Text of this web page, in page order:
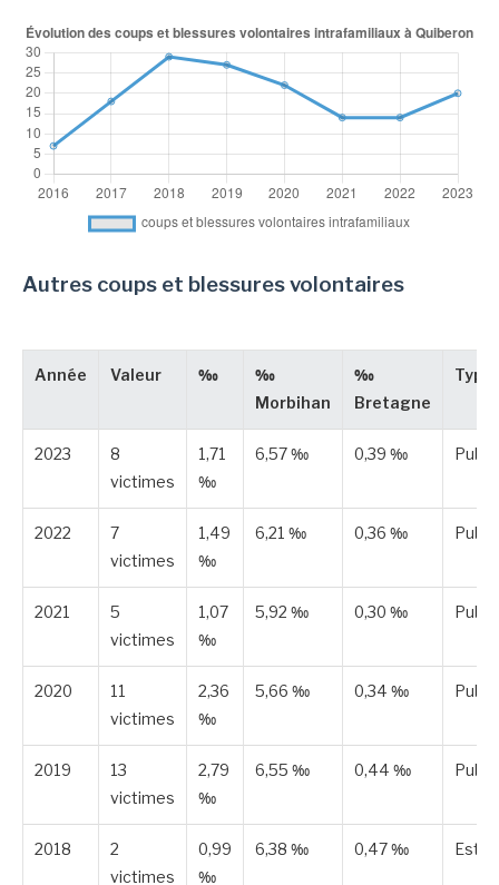
Autres coups et blessures volontaires
Année Valeur ‰
‰
Morbihan
‰
Bretagne
Type
2023
8
victimes
1,71
‰
6,57 ‰ 0,39 ‰
2022
7
victimes
1,49
‰
6,21 ‰ 0,36 ‰
2021
5
victimes
1,07
‰
5,92 ‰ 0,30 ‰
2020
11
victimes
2,36
‰
5,66 ‰ 0,34 ‰
2019
13
victimes
2,79
‰
6,55 ‰ 0,44 ‰
2018
2
victimes
0,99
‰
6,38 ‰ 0,47 ‰